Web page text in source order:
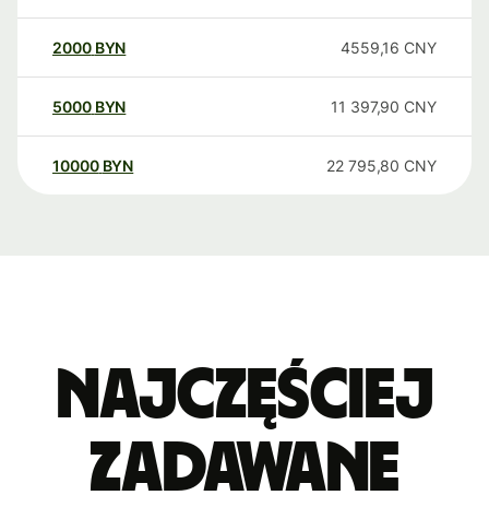
2000 BYN 4559,16 CNY
5000 BYN 11 397,90 CNY
10000 BYN 22 795,80 CNY
Najczęściej
zadawane